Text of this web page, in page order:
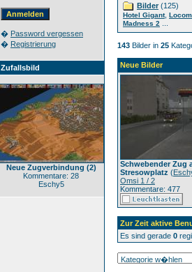
� Password vergessen
� Registrierung
Zufallsbild
Neue Zugverbindung (2)
Kommentare: 28
Eschy5
Bilder(125)
Hotel Gigant,
Madness 2
143 Bilder in 25
Neue Bilder
Schwebender Zug
Stresowplatz (
Omsi 1 / 2
Kommentare: 477
Zur Zeit aktive
Es sind gerade 0